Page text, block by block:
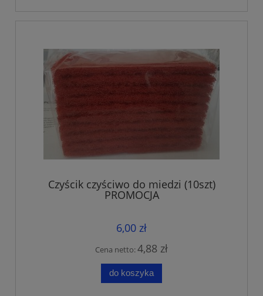
Czyścik czyściwo do miedzi (10szt)
PROMOCJA
6,00 zł
Cena netto:4,88 zł
do koszyka